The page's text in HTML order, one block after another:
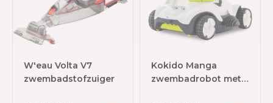
W'eau Volta V7
zwembadstofzuiger
Kokido Manga
zwembadrobot met